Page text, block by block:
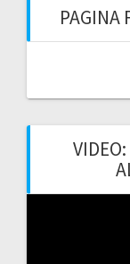
PAGINA